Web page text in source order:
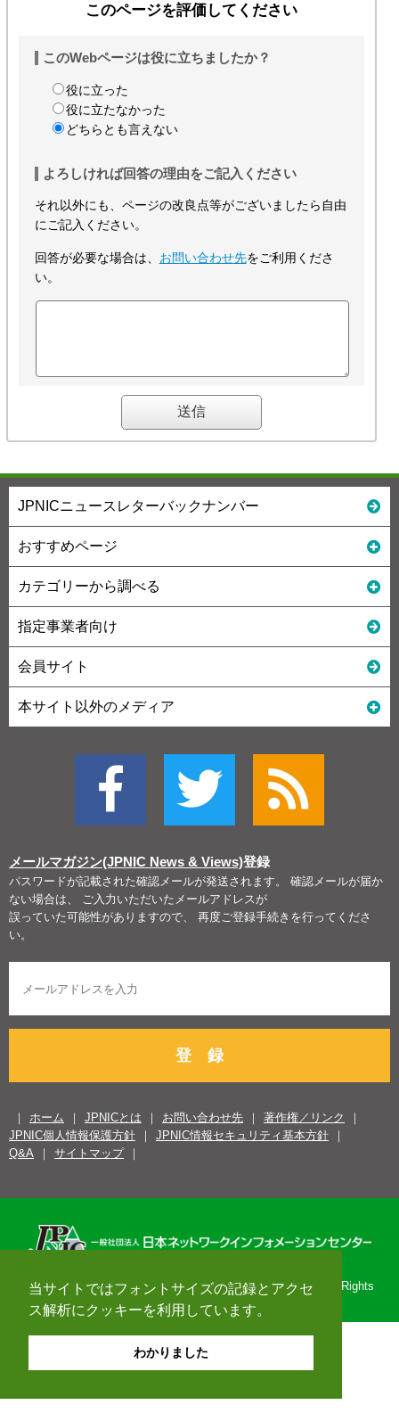
当サイトではフォントサイズの記録とアクセ
ス解析にクッキーを利用しています。
わかりました
このページを評価してください
このWebページは役に立ちましたか？
役に立った
役に立たなかった
どちらとも言えない
よろしければ回答の理由をご記入ください
それ以外にも、ページの改良点等がございましたら自由
にご記入ください。
回答が必要な場合は、 お問い合わせ先をご利用くださ
い。
JPNICニュースレターバックナンバー
おすすめページ
カテゴリーから調べる
指定事業者向け
会員サイト
本サイト以外のメディア
メールマガジン(JPNIC News & Views)登録
パスワードが記載された確認メールが発送されます。 確認メールが届か
ない場合は、 ご入力いただいたメールアドレスが
誤っていた可能性がありますので、 再度ご登録手続きを行ってくださ
い。
登 録
ホーム JPNICとは お問い合わせ先
著作権／リンク
JPNIC個人情報保護方針
JPNIC情報セキュリティ基本方針
Q&A
サイトマップ
Copyright© 1996-2026 Japan Network Information Center. All Rights
Reserved.